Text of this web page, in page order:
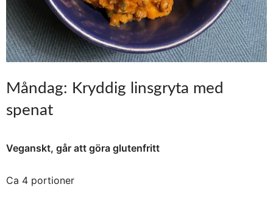
Måndag: Kryddig linsgryta med
spenat
Veganskt, går att göra glutenfritt
Ca 4 portioner